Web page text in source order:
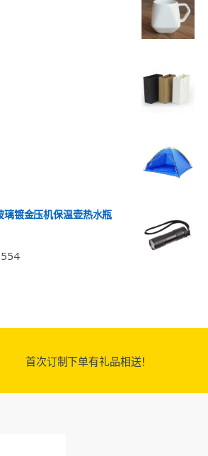
璃镀金压机保温壶热水瓶
首次订制下单有礼品相送！